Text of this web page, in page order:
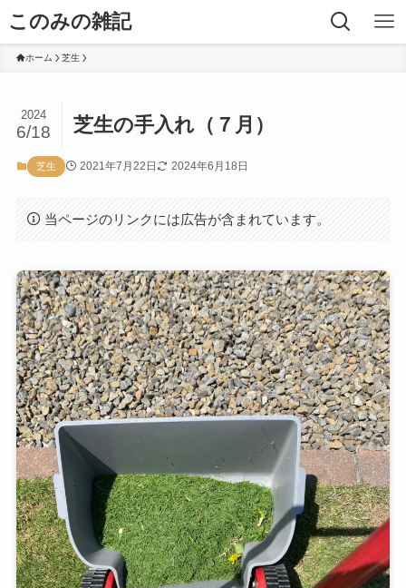
このみの雑記
ホーム 芝生
芝生の手入れ（７月）
2024
6/18
芝生 2021年7月22日 2024年6月18日
当ページのリンクには広告が含まれています。